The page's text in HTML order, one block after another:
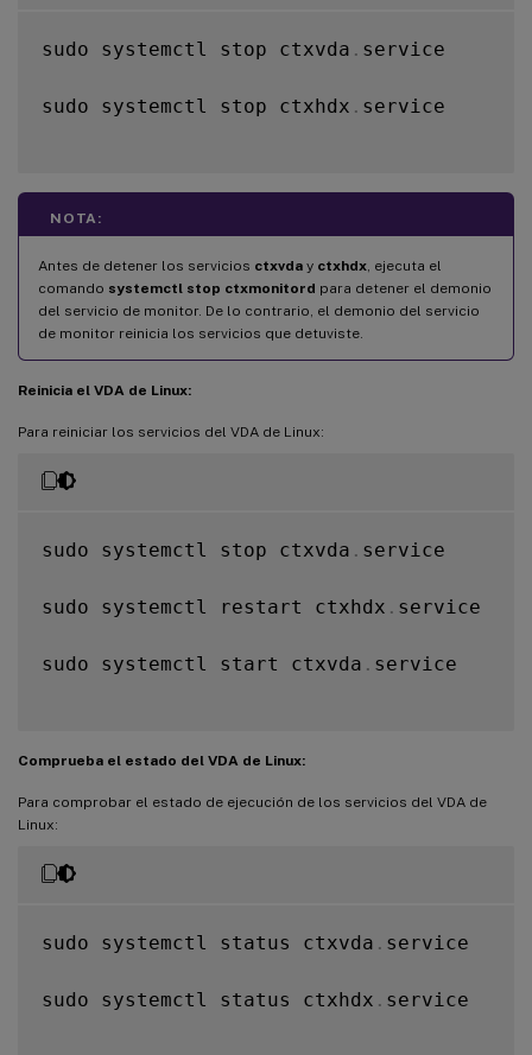
sudo systemctl stop ctxvda . service
sudo systemctl stop ctxhdx . service
NOTA:
Antes de detener los servicios ctxvda y ctxhdx , ejecuta el
comando systemctl stop ctxmonitord para detener el demonio
del servicio de monitor. De lo contrario, el demonio del servicio
de monitor reinicia los servicios que detuviste.
Reinicia el VDA de Linux:
Para reiniciar los servicios del VDA de Linux:
sudo systemctl stop ctxvda . service
sudo systemctl restart ctxhdx . service
sudo systemctl start ctxvda . service
Comprueba el estado del VDA de Linux:
Para comprobar el estado de ejecución de los servicios del VDA de
Linux:
sudo systemctl status ctxvda . service
sudo systemctl status ctxhdx . service